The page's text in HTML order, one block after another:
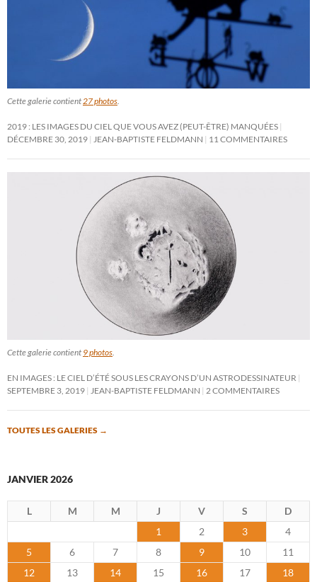
Cette galerie contient27 photos.
2019 : LES IMAGES DU CIEL QUE VOUS AVEZ (PEUT-ÊTRE) MANQUÉES
DÉCEMBRE 30, 2019 JEAN-BAPTISTE FELDMANN 11 COMMENTAIRES
Cette galerie contient 9 photos.
EN IMAGES : LE CIEL D’ÉTÉ SOUS LES CRAYONS D’UN ASTRODESSINATEUR
SEPTEMBRE 3, 2019 JEAN-BAPTISTE FELDMANN 2 COMMENTAIRES
TOUTES LES GALERIES →
JANVIER 2026
L M M J V S
D
1
2 3
4
5
6 7 8 9 10
11
12
13 14 15 16 17
18